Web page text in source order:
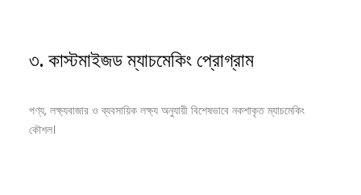
৩. কাস্টমাইজড ম্যাচমেকিং প্রোগ্রাম
পণ্য, লক্ষ্যবাজার ও ব্যবসায়িক লক্ষ্য অনুযায়ী বিশেষভাবে নকশাকৃত ম্যাচমেকিং
কৌশল।